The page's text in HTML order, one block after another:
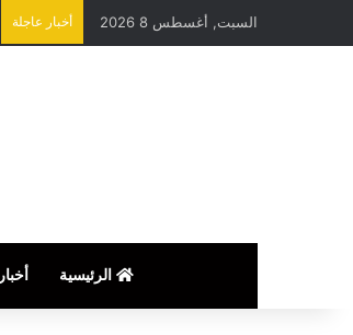
السبت, أغسطس 8 2026 أخبار عاجلة
الرئيسية أخبار